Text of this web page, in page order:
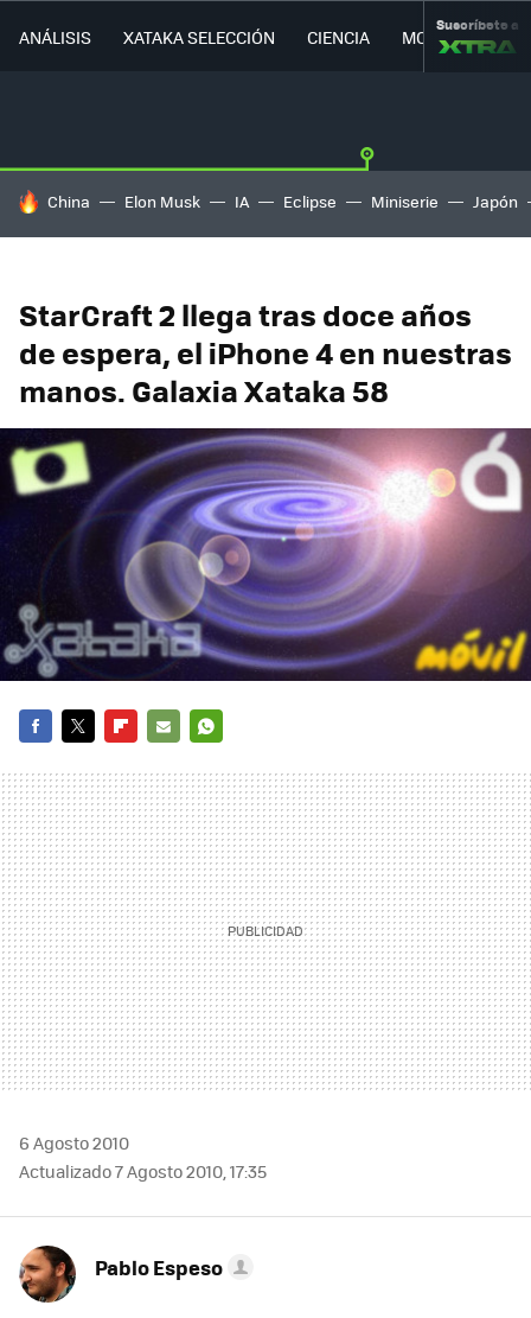
ANÁLISIS XATAKA SELECCIÓN CIENCIA MOVILIDAD
Suscríbete a
HOY SE HABLA DE
China Elon Musk IA Eclipse Miniserie Japón
StarCraft 2 llega tras doce años
de espera, el iPhone 4 en nuestras
manos. Galaxia Xataka 58
MAIL
6 Agosto 2010
Actualizado 7 Agosto 2010, 17:35
Pablo Espeso